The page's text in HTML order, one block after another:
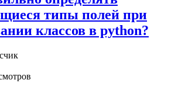
типы полей при
классов в python?